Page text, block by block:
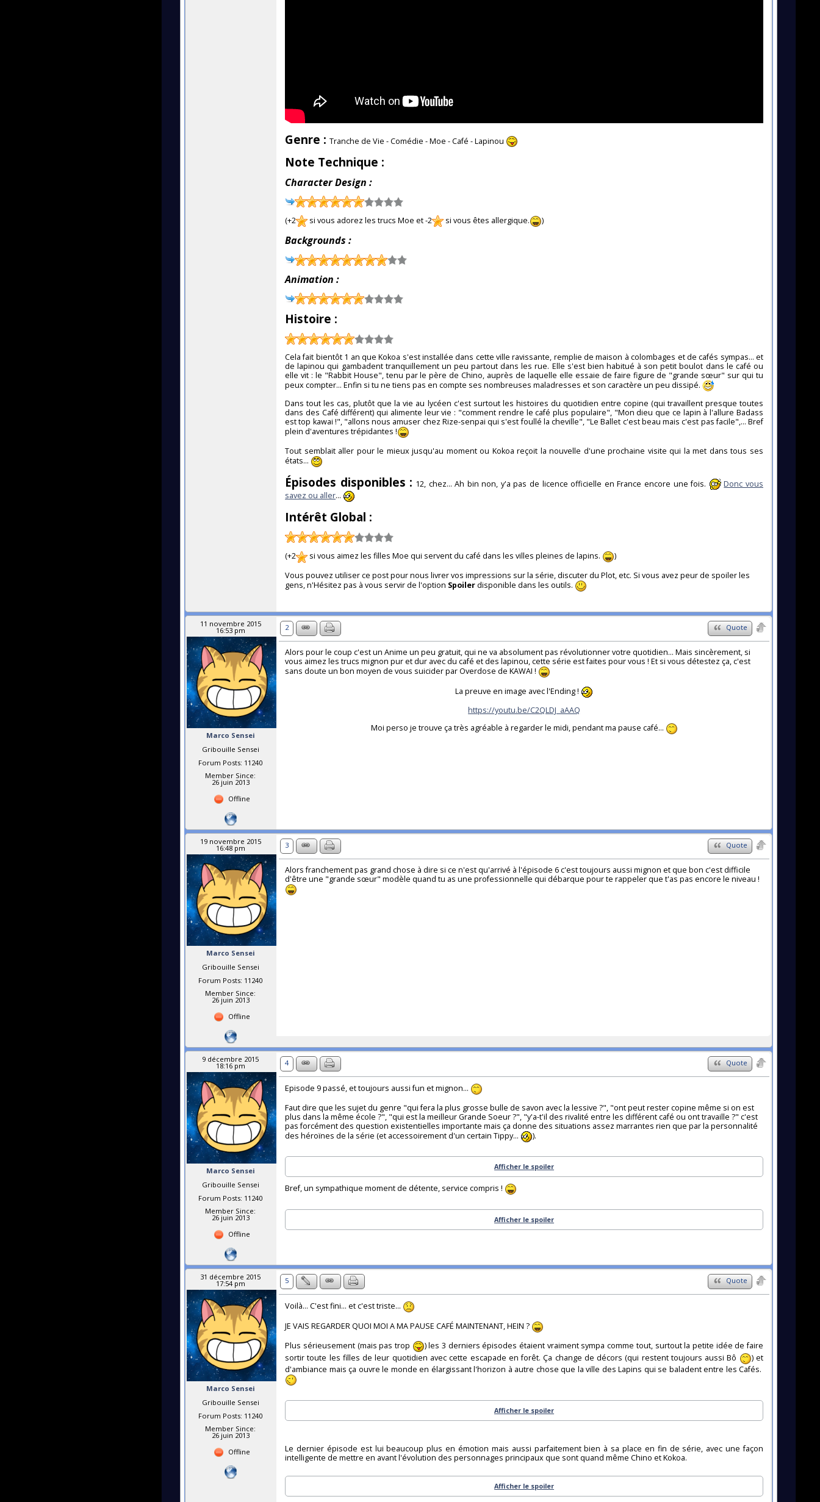
Genre : Tranche de Vie - Comédie - Moe - Café - Lapinou
Note Technique :
Character Design :
(+2 si vous adorez les trucs Moe et -2 si vous êtes allergique. )
Backgrounds :
Animation :
Histoire :
Cela fait bientôt 1 an que Kokoa s'est installée dans cette ville ravissante, remplie de maison à colombages et de cafés sympas... et
de lapinou qui gambadent tranquillement un peu partout dans les rue. Elle s'est bien habitué à son petit boulot dans le café ou
elle vit : le "Rabbit House", tenu par le père de Chino, auprès de laquelle elle essaie de faire figure de "grande sœur" sur qui tu
peux compter... Enfin si tu ne tiens pas en compte ses nombreuses maladresses et son caractère un peu dissipé.
Dans tout les cas, plutôt que la vie au lycéen c'est surtout les histoires du quotidien entre copine (qui travaillent presque toutes
dans des Café différent) qui alimente leur vie : "comment rendre le café plus populaire", "Mon dieu que ce lapin à l'allure Badass
est top kawai !", "allons nous amuser chez Rize-senpai qui s'est foullé la cheville", "Le Ballet c'est beau mais c'est pas facile",... Bref
plein d'aventures trépidantes !
Tout semblait aller pour le mieux jusqu'au moment ou Kokoa reçoit la nouvelle d'une prochaine visite qui la met dans tous ses
états...
Épisodes disponibles : 12, chez... Ah bin non, y'a pas de licence officielle en France encore une fois.
Donc vous
savez ou aller...
Intérêt Global :
(+2 si vous aimez les filles Moe qui servent du café dans les villes pleines de lapins.
)
Vous pouvez utiliser ce post pour nous livrer vos impressions sur la série, discuter du Plot, etc. Si vous avez peur de spoiler les
gens, n'Hésitez pas à vous servir de l'option Spoilerdisponible dans les outils.
11 novembre 2015
16:53 pm
Marco Sensei
Gribouille Sensei
Forum Posts: 11240
Member Since:
26 juin 2013
Offline
2 Quote
Alors pour le coup c'est un Anime un peu gratuit, qui ne va absolument pas révolutionner votre quotidien... Mais sincèrement, si
vous aimez les trucs mignon pur et dur avec du café et des lapinou, cette série est faites pour vous ! Et si vous détestez ça, c'est
sans doute un bon moyen de vous suicider par Overdose de KAWAI !
La preuve en image avec l'Ending !
https://youtu.be/C2QLDJ_aAAQ
Moi perso je trouve ça très agréable à regarder le midi, pendant ma pause café...
19 novembre 2015
16:48 pm
Marco Sensei
Gribouille Sensei
Forum Posts: 11240
Member Since:
26 juin 2013
Offline
3 Quote
Alors franchement pas grand chose à dire si ce n'est qu'arrivé à l'épisode 6 c'est toujours aussi mignon et que bon c'est difficile
d'être une "grande sœur" modèle quand tu as une professionnelle qui débarque pour te rappeler que t'as pas encore le niveau !
9 décembre 2015
18:16 pm
Marco Sensei
Gribouille Sensei
Forum Posts: 11240
Member Since:
26 juin 2013
Offline
4 Quote
Episode 9 passé, et toujours aussi fun et mignon...
Faut dire que les sujet du genre "qui fera la plus grosse bulle de savon avec la lessive ?", "ont peut rester copine même si on est
plus dans la même école ?", "qui est la meilleur Grande Soeur ?", "y'a-t'il des rivalité entre les différent café ou ont travaille ?" c'est
pas forcément des question existentielles importante mais ça donne des situations assez marrantes rien que par la personnalité
des héroïnes de la série (et accessoirement d'un certain Tippy...
).
Afficher le spoiler
Bref, un sympathique moment de détente, service compris !
Afficher le spoiler
31 décembre 2015
17:54 pm
Marco Sensei
Gribouille Sensei
Forum Posts: 11240
Member Since:
26 juin 2013
Offline
5 Quote
Voilà... C'est fini... et c'est triste...
JE VAIS REGARDER QUOI MOI A MA PAUSE CAFÉ MAINTENANT, HEIN ?
Plus sérieusement (mais pas trop
) les 3 derniers épisodes étaient vraiment sympa comme tout, surtout la petite idée de faire
sortir toute les filles de leur quotidien avec cette escapade en forêt. Ça change de décors (qui restent toujours aussi Bô
) et
d'ambiance mais ça ouvre le monde en élargissant l'horizon à autre chose que la ville des Lapins qui se baladent entre les Cafés.
Afficher le spoiler
Le dernier épisode est lui beaucoup plus en émotion mais aussi parfaitement bien à sa place en fin de série, avec une façon
intelligente de mettre en avant l'évolution des personnages principaux que sont quand même Chino et Kokoa.
Afficher le spoiler